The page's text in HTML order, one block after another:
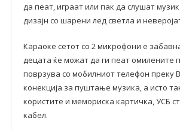
да пеат, играат или пак да слушат
дизајн со шарени лед светла и
Караоке сетот со 2 микрофони е
децата ќе можат да ги пеат омилените
поврзува со мобилниот телефон преку
конекција за пуштање музика, а исто
користите и мемориска картичка, УСБ
кабел.